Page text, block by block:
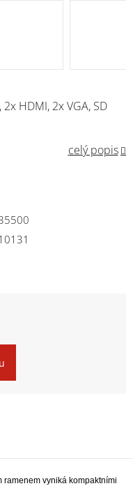
HDMI, 2x VGA, SD
celý popis
ramenem vyniká kompaktními